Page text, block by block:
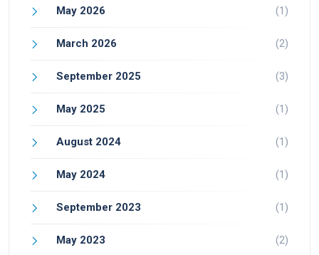
May 2026 (1)
March 2026 (2)
September 2025 (3)
May 2025 (1)
August 2024 (1)
May 2024 (1)
September 2023 (1)
May 2023 (2)